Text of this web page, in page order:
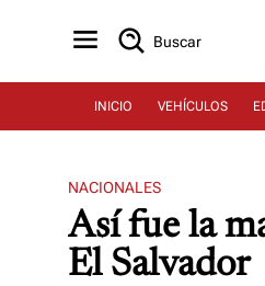
Buscar
INICIO VEHÍCULOS
NACIONALES
Así fue la
El Salvador